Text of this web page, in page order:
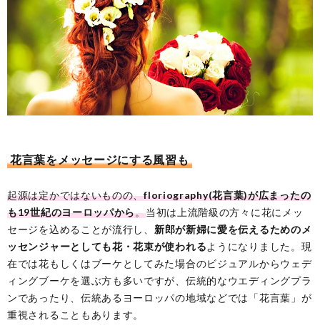
花言葉をメッセージにする風習も
起源は定かではないものの、floriography(花言葉)が広まったの
も19世紀のヨーロッパから。当初は上流階級の方々に花にメッ
セージを込めることが流行し、 新郎が新婦に愛を伝えるためのメ
ッセンジャーとしても花・花束が使われるようになりました。現
在では花もしくはブーケとしてみた場合のビジュアルからウェデ
ィングブーケを選ぶ方も多いですが、伝統的なウエディングプラ
ンであったり、伝統あるヨーロッパの地域などでは「花言葉」が
重視されることもあります。